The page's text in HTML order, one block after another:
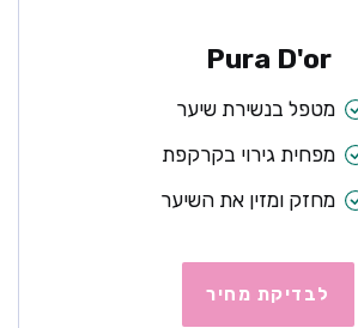
Pura D'or
מטפל בנשירת שיער
מפחית גירוי בקרקפת
מחזק ומזין את השיער
לבדיקת מחיר